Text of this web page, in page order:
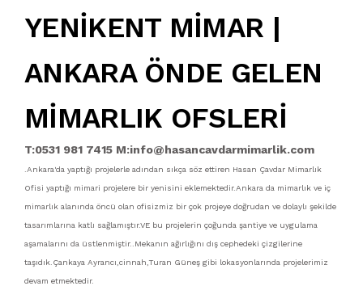
YENİKENT MİMAR |
ANKARA ÖNDE GELEN
MİMARLIK OFSLERİ
T:0531 981 7415 M:info@hasancavdarmimarlik.com
.Ankara'da yaptığı projelerle adından sıkça söz ettiren Hasan Çavdar Mimarlık
Ofisi yaptığı mimari projelere bir yenisini eklemektedir.Ankara da mimarlık ve iç
mimarlık alanında öncü olan ofisizmiz bir çok projeye doğrudan ve dolaylı şekilde
tasarımlarına katlı sağlamıştır.VE bu projelerin çoğunda şantiye ve uygulama
aşamalarını da üstlenmiştir..Mekanın ağırlığını dış cephedeki çizgilerine
taşıdık.Çankaya Ayrancı,cinnah,Turan Güneş gibi lokasyonlarında projelerimiz
devam etmektedir.